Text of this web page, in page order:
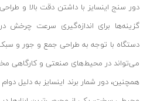
سایر ابزار برقی
کارواش فشار قوی
پیچ گوشتی برقی
شیار کن
پایه سنگ سنباده
سیم پود - Simpood
فروزش - Foroozesh
آنیکو-Anico
کله اسبی-unicorn
پرتو الکتریک - PARTO ELECTRIC
زرد و مشکی
سرمه ای-مشکی
ابی
سرمه ای - نقره ای
نارنجی-مشکی
دور سنج اینسایز با داشتن دقت بالا و
گزینه‌ها برای اندازه‌گیری سرعت
دستگاه با توجه به طراحی جمع و جور و
می‌تواند در محیط‌های صنعتی و کارگاهی
همچنین، دور شمار برند اینسایز به دلیل